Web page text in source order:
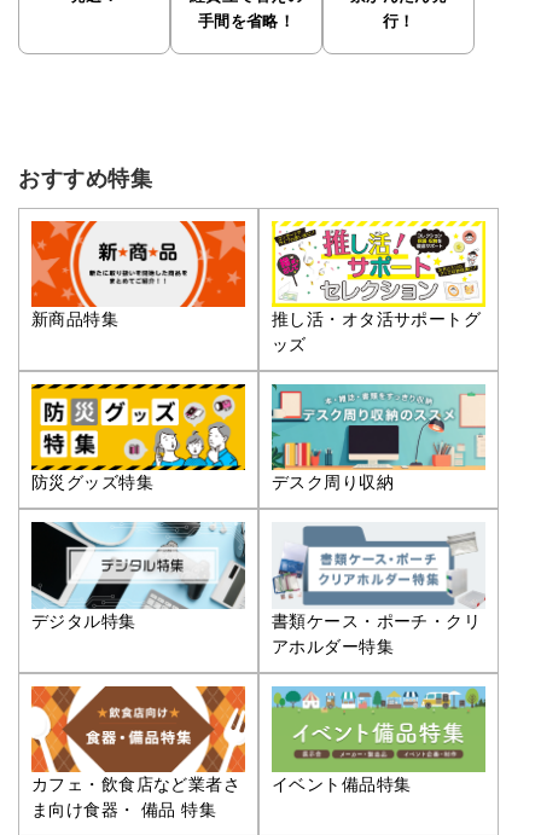
手間を省略！
行！
おすすめ特集
新商品特集
推し活・オタ活サポートグ
ッズ
防災グッズ特集 デスク周り収納
デジタル特集
書類ケース・ポーチ・クリ
アホルダー特集
カフェ・飲食店など業者さ
ま向け食器・ 備品 特集
イベント備品特集